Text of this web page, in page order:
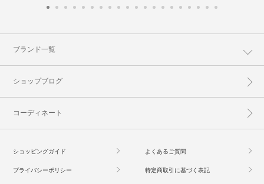
ブランド一覧
ショップブログ
コーディネート
ショッピングガイド よくあるご質問
プライバシーポリシー 特定商取引に基づく表記